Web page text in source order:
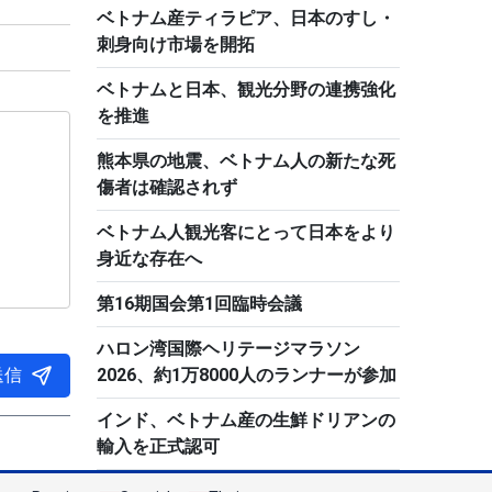
信
ベトナム産ティラピア、日本のすし・
刺身向け市場を開拓
ベトナムと日本、観光分野の連携強化
を推進
熊本県の地震、ベトナム人の新たな死
傷者は確認されず
ベトナム人観光客にとって日本をより
身近な存在へ
第16期国会第1回臨時会議
ハロン湾国際ヘリテージマラソン
2026、約1万8000人のランナーが参加
インド、ベトナム産の生鮮ドリアンの
輸入を正式認可